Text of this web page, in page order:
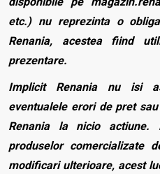
etc.) nu reprezinta o
Renania, acestea fiind
prezentare.
Implicit Renania nu isi
eventualele erori de pret
Renania la nicio actiune.
produselor comercializate
modificari ulterioare, acest